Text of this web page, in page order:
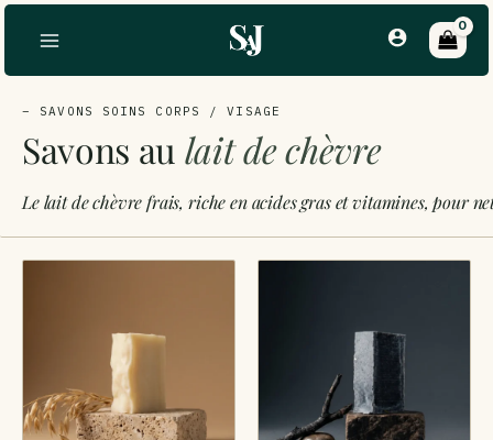
Aller
– SAVONS SOINS CORPS / VISAGE
Savons au lait de chèvre
Le lait de chèvre frais, riche en acides gras et vitamines, pour